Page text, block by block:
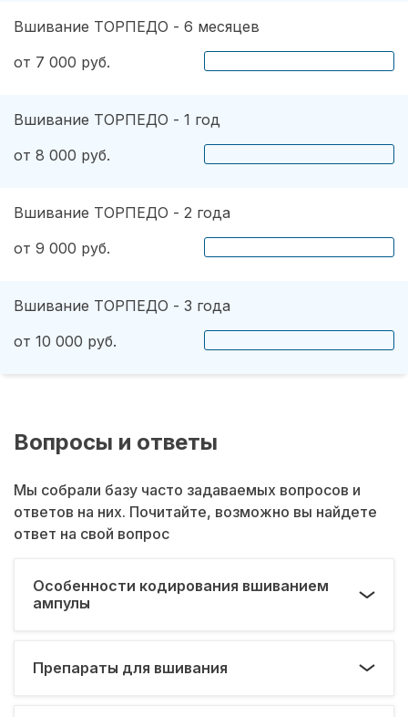
Вшивание ТОРПЕДО - 6 месяцев
от 7 000 руб.
Вшивание ТОРПЕДО - 1 год
от 8 000 руб.
Вшивание ТОРПЕДО - 2 года
от 9 000 руб.
Вшивание ТОРПЕДО - 3 года
от 10 000 руб.
Вопросы и ответы
Мы собрали базу часто задаваемых вопросов и
ответов на них. Почитайте, возможно вы найдете
ответ на свой вопрос
Особенности кодирования вшиванием
ампулы
Препараты для вшивания